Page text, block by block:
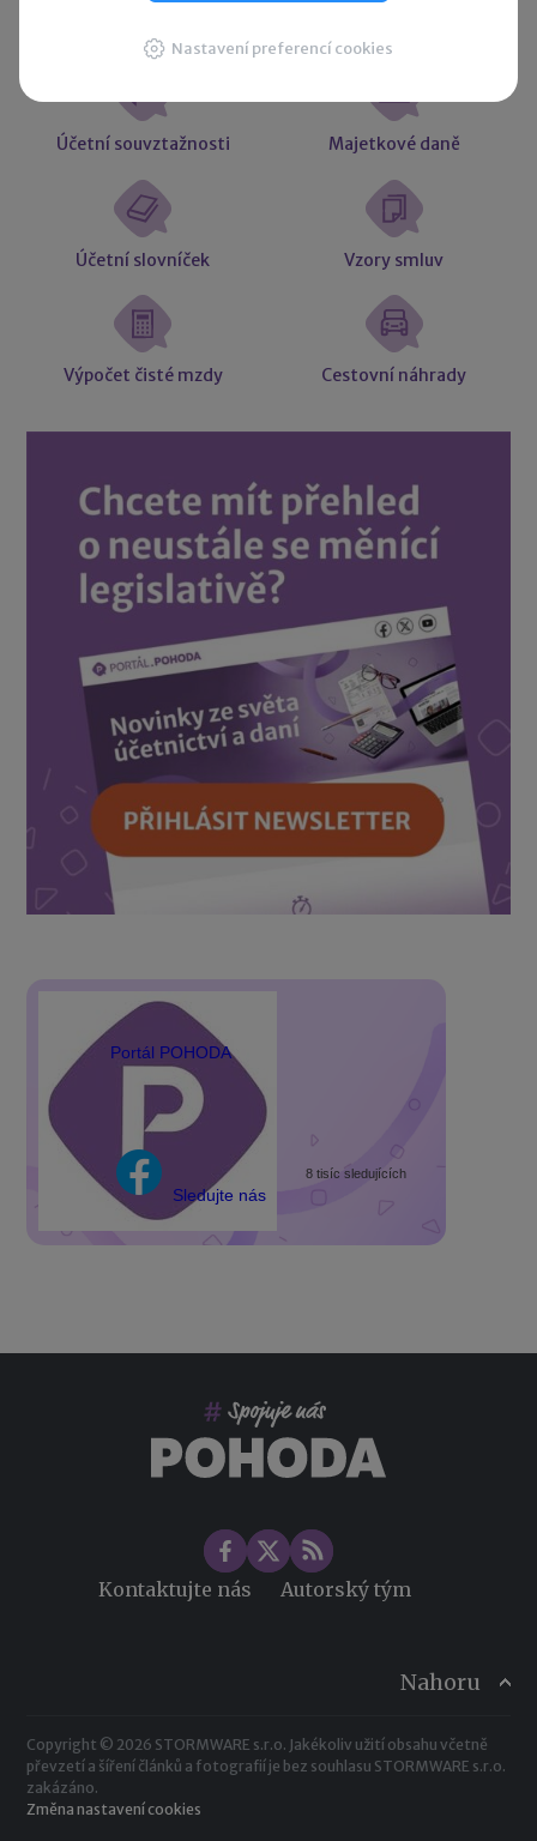
Účetní souvztažnosti Majetkové daně
Účetní slovníček Vzory smluv
Výpočet čisté mzdy Cestovní náhrady
Portál POHODA
Sledujte nás
8 tisíc sledujících
Kontaktujte nás Autorský tým
Nastavení preferencí cookies
Nahoru
Copyright © 2026 STORMWARE s.r.o. Jakékoliv užití obsahu včetně
převzetí a šíření článků a fotografií je bez souhlasu STORMWARE s.r.o.
zakázáno.
Změna nastavení cookies